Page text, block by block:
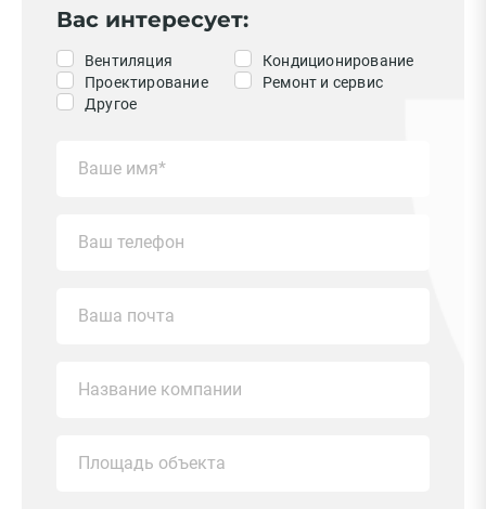
Вас интересует:
Вентиляция
Кондиционирование
Проектирование
Ремонт и сервис
Другое